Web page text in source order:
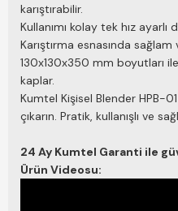
karıştırabilir.
Kullanımı kolay tek hız ayarlı
Karıştırma esnasında
130x130x350 mm boyutları
kaplar.
Kumtel Kişisel Blender HPB-
çıkarın. Pratik, kullanışlı ve
24 Ay Kumtel Garanti ile
Ürün Videosu: